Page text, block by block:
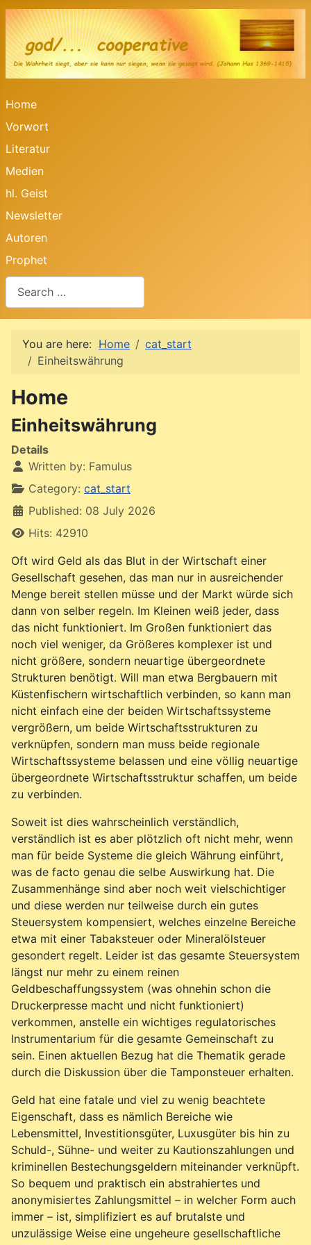
Home
Vorwort
Literatur
Medien
hl. Geist
Newsletter
Autoren
Prophet
Search
You are here: Home
cat_start
Einheitswährung
Home
Einheitswährung
Details
Written by: Famulus
Category: cat_start
Published: 08 July 2026
Hits: 42910
Oft wird Geld als das Blut in der Wirtschaft einer
Gesellschaft gesehen, das man nur in ausreichender
Menge bereit stellen müsse und der Markt würde sich
dann von selber regeln. Im Kleinen weiß jeder, dass
das nicht funktioniert. Im Großen funktioniert das
noch viel weniger, da Größeres komplexer ist und
nicht größere, sondern neuartige übergeordnete
Strukturen benötigt. Will man etwa Bergbauern mit
Küstenfischern wirtschaftlich verbinden, so kann man
nicht einfach eine der beiden Wirtschaftssysteme
vergrößern, um beide Wirtschaftsstrukturen zu
verknüpfen, sondern man muss beide regionale
Wirtschaftssysteme belassen und eine völlig neuartige
übergeordnete Wirtschaftsstruktur schaffen, um beide
zu verbinden.
Soweit ist dies wahrscheinlich verständlich,
verständlich ist es aber plötzlich oft nicht mehr, wenn
man für beide Systeme die gleich Währung einführt,
was de facto genau die selbe Auswirkung hat. Die
Zusammenhänge sind aber noch weit vielschichtiger
und diese werden nur teilweise durch ein gutes
Steuersystem kompensiert, welches einzelne Bereiche
etwa mit einer Tabaksteuer oder Mineralölsteuer
gesondert regelt. Leider ist das gesamte Steuersystem
längst nur mehr zu einem reinen
Geldbeschaffungssystem (was ohnehin schon die
Druckerpresse macht und nicht funktioniert)
verkommen, anstelle ein wichtiges regulatorisches
Instrumentarium für die gesamte Gemeinschaft zu
sein. Einen aktuellen Bezug hat die Thematik gerade
durch die Diskussion über die Tamponsteuer erhalten.
Geld hat eine fatale und viel zu wenig beachtete
Eigenschaft, dass es nämlich Bereiche wie
Lebensmittel, Investitionsgüter, Luxusgüter bis hin zu
Schuld-, Sühne- und weiter zu Kautionszahlungen und
kriminellen Bestechungsgeldern miteinander verknüpft.
So bequem und praktisch ein abstrahiertes und
anonymisiertes Zahlungsmittel – in welcher Form auch
immer – ist, simplifiziert es auf brutalste und
unzulässige Weise eine ungeheure gesellschaftliche